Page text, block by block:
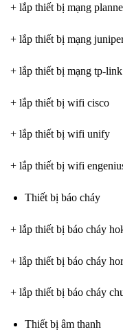
+ lắp thiết bị mạng
+ lắp thiết bị mạng
+ lắp thiết bị mạng tp-link
+ lắp thiết bị wifi cisco
+ lắp thiết bị wifi unify
+ lắp thiết bị wifi
Thiết bị báo cháy
+ lắp thiết bị báo cháy
+ lắp thiết bị báo cháy
+ lắp thiết bị báo cháy
Thiết bị âm thanh